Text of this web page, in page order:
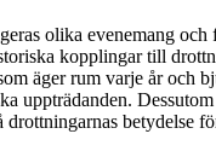
olika evenemang och
kopplingar till
äger rum varje år och
uppträdanden.
drottningarnas betydelse